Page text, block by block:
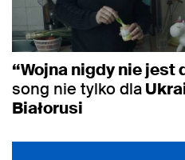
“Wojna nigdy nie jest
song nie tylko dla
Białorusi